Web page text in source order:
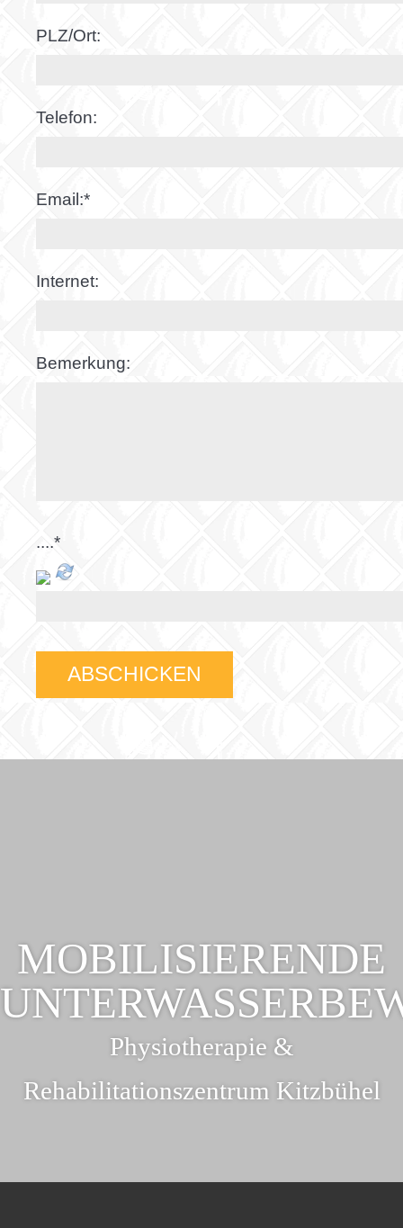
PLZ/Ort:
Telefon:
Email:*
Internet:
Bemerkung:
....*
MOBILISIERENDE
Physiotherapie &
Rehabilitationszentrum Kitzbühel